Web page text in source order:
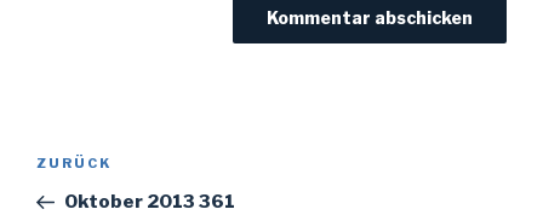
Beitragsnavigation
Vorheriger
Beitrag
ZURÜCK
Oktober 2013 361